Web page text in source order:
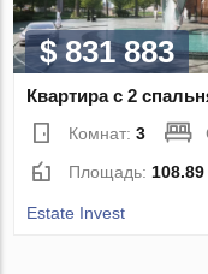
$ 831 883
Квартира с 2
Комнат:3
Площадь: 108.89
Estate Invest